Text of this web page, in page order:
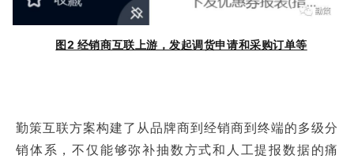
图2 经销商互联上游，发起调货申请和采购订单等
勤策互联方案构建了从品牌商到经销商到终端的多级分
销体系，不仅能够弥补抽数方式和人工提报数据的痛